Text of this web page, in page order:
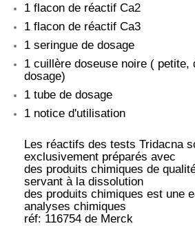
1 flacon de réactif Ca2
1 flacon de réactif Ca3
1 seringue de dosage
1 cuillère doseuse noire ( petite,
dosage)
1 tube de dosage
1 notice d'utilisation
Les réactifs des tests Tridacna
exclusivement préparés avec
des produits chimiques de
servant à la dissolution
des produits chimiques est une
analyses chimiques
réf: 116754 de Merck